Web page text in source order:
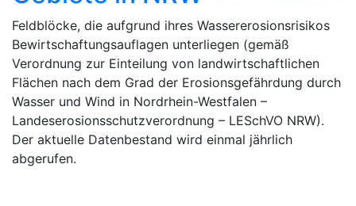
Feldblöcke, die aufgrund ihres Wassererosionsrisikos
Bewirtschaftungsauflagen unterliegen (gemäß
Verordnung zur Einteilung von landwirtschaftlichen
Flächen nach dem Grad der Erosionsgefährdung durch
Wasser und Wind in Nordrhein-Westfalen –
Landeserosionsschutzverordnung – LESchVO NRW).
Der aktuelle Datenbestand wird einmal jährlich
abgerufen.